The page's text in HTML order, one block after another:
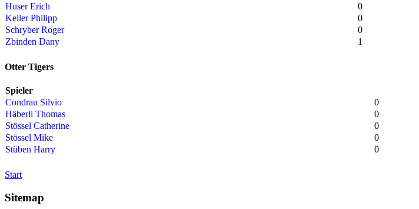
Huser Erich
0
Keller Philipp
0
Schryber Roger
0
Zbinden Dany
1
Otter Tigers
Spieler
Condrau Silvio
0
Häberli Thomas
0
Stössel Catherine
0
Stössel Mike
0
Stüben Harry
0
Start
Sitemap